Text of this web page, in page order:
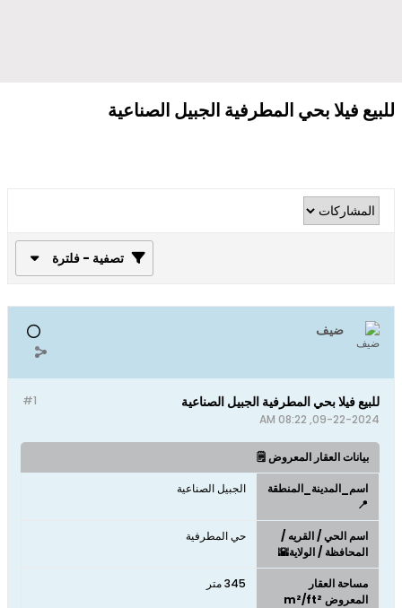
للبيع فيلا بحي المطرفية الجبيل الصناعية
تصفية - فلترة
ضيف
#1 للبيع فيلا بحي المطرفية الجبيل الصناعية
09-22-2024, 08:22 AM
بيانات العقار المعروض 🗒️
اسم_المدينة_المنطقة
📍
الجبيل الصناعية
اسم الحي / القريه /
المحافظة / الولاية🌇
حي المطرفية
مساحة العقار
المعروض m²/ft²
345 متر